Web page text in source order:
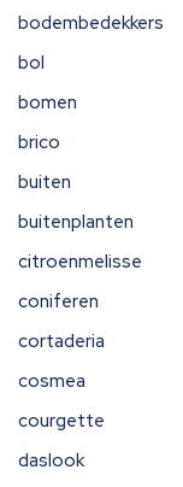
bodembedekkers
bol
bomen
brico
buiten
buitenplanten
citroenmelisse
coniferen
cortaderia
cosmea
courgette
daslook